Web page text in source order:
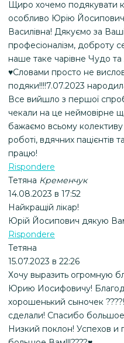
Щиро хочемо подякувати
особливо Юрію
Василівна! Дякуємо за
професіоналізм, доброту
наше таке чарівне Чудо
♥️Словами просто не
подяки!!!!7.07.2023
Все вийшло з першої
чекали на це неймовірне
бажаємо всьому колективу
роботі, вдячних пацієнтів
працю!
Rispondere
Тетяна Кременчук
14.08.2023 в 17:52
Найкращій лікар!
Юрій Йосипович дякую
Rispondere
Тетяна
15.07.2023 в 22:26
Хочу выразить огромную
Юрию Иосифовичу!
хорошенький сыночек
сделали! Спасибо
Низкий поклон! Успехов и